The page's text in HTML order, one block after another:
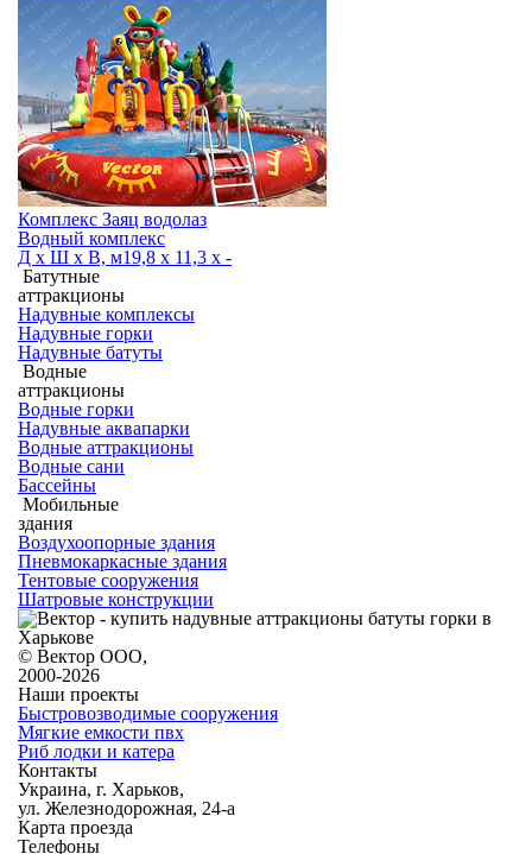
Комплекс Заяц водолаз
Водный комплекс
Д х Ш х В, м19,8 х 11,3 х -
Батутные
аттракционы
Надувные комплексы
Надувные горки
Надувные батуты
Водные
аттракционы
Водные горки
Надувные аквапарки
Водные аттракционы
Водные сани
Бассейны
Мобильные
здания
Воздухоопорные здания
Пневмокаркасные здания
Тентовые сооружения
Шатровые конструкции
© Вектор ООО,
2000-2026
Наши проекты
Быстровозводимые сооружения
Мягкие емкости пвх
Риб лодки и катера
Контакты
Украина, г. Харьков,
ул. Железнодорожная, 24-а
Карта проезда
Телефоны